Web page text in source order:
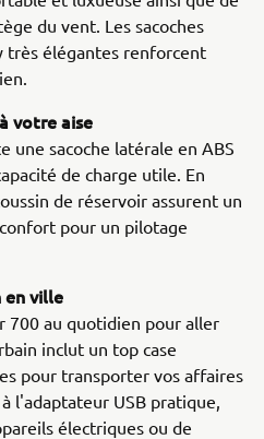
du vent. Les sacoches
très élégantes renforcent
votre aise
une sacoche latérale en ABS
de charge utile. En
de réservoir assurent un
pour un pilotage
en ville
700 au quotidien pour aller
inclut un top case
pour transporter vos affaires
l'adaptateur USB pratique,
électriques ou de